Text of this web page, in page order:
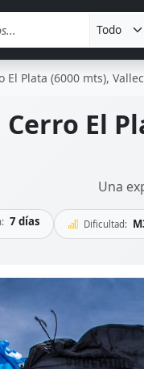
El Plata (6000 mts),
El
Una
7 días Dificultad: